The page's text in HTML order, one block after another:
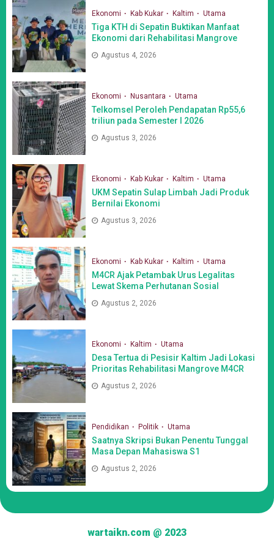
Ekonomi Kab Kukar Kaltim Utama
Tiga KTH di Sepatin Buktikan Manfaat
Ekonomi dari Rehabilitasi Mangrove
Agustus 4, 2026
Ekonomi Nusantara Utama
Telkomsel Peroleh Pendapatan Rp55,6
triliun pada Semester I 2026
Agustus 3, 2026
Ekonomi Kab Kukar Kaltim Utama
UKM Sepatin Sulap Limbah Jadi Produk
Bernilai Ekonomi
Agustus 3, 2026
Ekonomi Kab Kukar Kaltim Utama
M4CR Ajak Petambak Urus Legalitas
Lewat Skema Perhutanan Sosial
Agustus 2, 2026
Ekonomi Kaltim Utama
Desa Tertua di Pesisir Kaltim Jadi Lokasi
Prioritas Rehabilitasi Mangrove M4CR
Agustus 2, 2026
Pendidikan Politik Utama
Saatnya Skripsi Bukan Penentu Tunggal
Masa Depan Mahasiswa S1
Agustus 2, 2026
wartaikn.com @ 2023